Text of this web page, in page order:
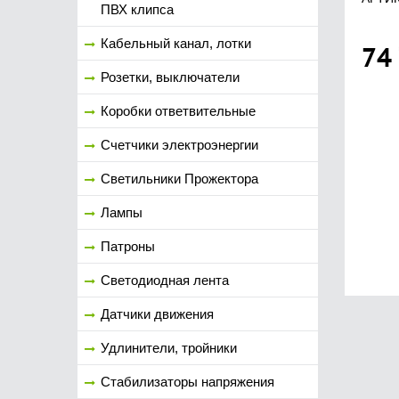
ПВХ клипса
Кабельный канал, лотки
Розетки, выключатели
Коробки ответвительные
Счетчики электроэнергии
Светильники Прожектора
Лампы
Патроны
Светодиодная лента
Датчики движения
Удлинители, тройники
Стабилизаторы напряжения
74